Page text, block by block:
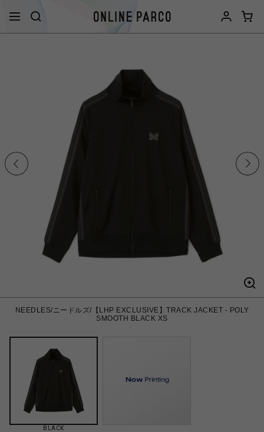
NEEDLES/ニードルズ/【LHP EXCLUSIVE】TRACK JACKET - POLY
SMOOTH BLACK XS
BLACK